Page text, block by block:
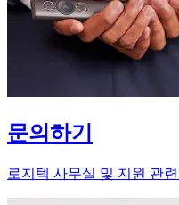
문의하기
로지텍 사무실 및 지원 관